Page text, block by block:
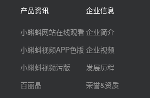
产品资讯
小蝌蚪网站在线观看
小蝌蚪视频APP色版
小蝌蚪视频污版
百丽晶
企业信息
企业简介
企业视频
发展历程
荣誉&资质